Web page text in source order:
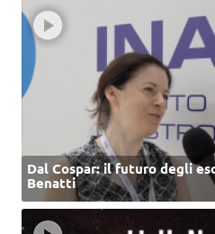
Dal Cospar: il futuro degli
Benatti